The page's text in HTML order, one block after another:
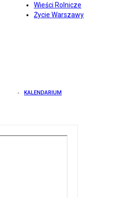
Wieści Rolnicze
Życie Warszawy
KALENDARIUM